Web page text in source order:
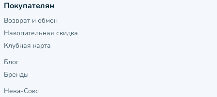
Покупателям
Возврат и обмен
Накопительная скидка
Клубная карта
Блог
Бренды
Нева-Сокс